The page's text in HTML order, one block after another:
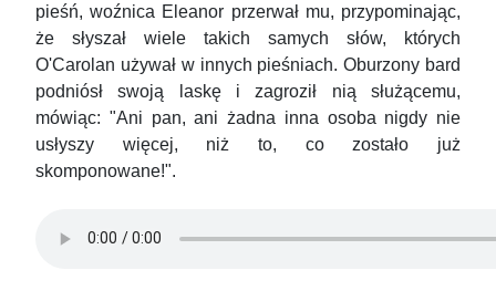
pieśń, woźnica Eleanor przerwał mu, przypominając,
że słyszał wiele takich samych słów, których
O'Carolan używał w innych pieśniach. Oburzony bard
podniósł swoją laskę i zagroził nią służącemu,
mówiąc: "Ani pan, ani żadna inna osoba nigdy nie
usłyszy więcej, niż to, co zostało już
skomponowane!".